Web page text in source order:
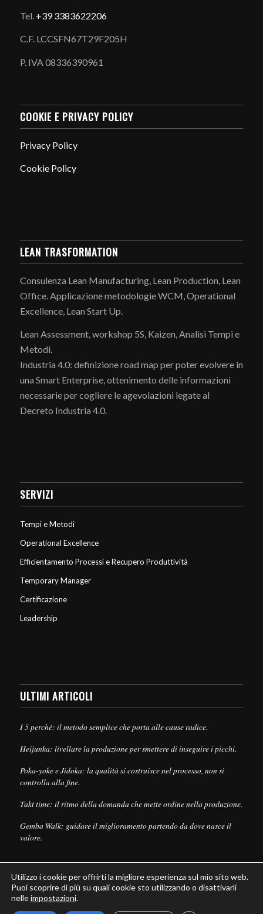
Tel. +39 3383622206
C.F. LCCSFN67T29F205H
P. IVA 08336390961
COOKIE E PRIVACY POLICY
Privacy Policy
Cookie Policy
LEAN TRASFORMATION
Consulenza Lean Manufacturing, Lean Production, Lean
Office. Applicazione metodologie WCM, Operational
Excellence, Lean Start Up.
Lean Assessment, workshop 5S, Kaizen, Analisi Tempi e
Metodi.
Industria 4.0: definizione road map per poter evolvere in
una Smart Enterprise, ottenimento delle informazioni
necessarie per cogliere le agevolazioni legate al
Decreto Industria 4.0.
SERVIZI
Tempi e Metodi
Operational Excellence
Efficientamento Processi e Recupero Produttività
Temporary Manager
Certificazione
Leadership
ULTIMI ARTICOLI
I 5 perché: il metodo semplice che porta alle cause radice.
Heijunka: livellare la produzione per smettere di inseguire i picchi.
Poka-yoke e Jidoka: la qualità si costruisce nel processo, non si
controlla alla fine.
Takt time: il ritmo della domanda che mette ordine nella produzione.
Gemba Walk: guidare il miglioramento partendo da dove nasce il
valore.
© Copyright - Leanpull - Inbound Marketing byMaria Cristina Pizzato
Utilizzo i cookie per offrirti la migliore esperienza sul mio sito web.
Puoi scoprire di più su quali cookie sto utilizzando o disattivarli
nelleimpostazioni.